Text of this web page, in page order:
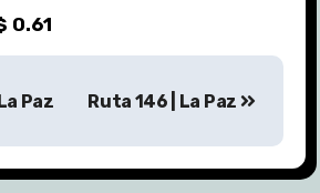
0.61
Paz Ruta 146 | La Paz